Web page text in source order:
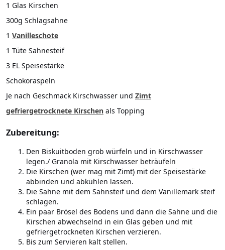
1 Glas Kirschen
300g Schlagsahne
1 Vanilleschote
1 Tüte Sahnesteif
3 EL Speisestärke
Schokoraspeln
Je nach Geschmack Kirschwasser und Zimt
gefriergetrocknete Kirschen als Topping
Zubereitung:
Den Biskuitboden grob würfeln und in Kirschwasser
legen./ Granola mit Kirschwasser beträufeln
Die Kirschen (wer mag mit Zimt) mit der Speisestärke
abbinden und abkühlen lassen.
Die Sahne mit dem Sahnsteif und dem Vanillemark steif
schlagen.
Ein paar Brösel des Bodens und dann die Sahne und die
Kirschen abwechselnd in ein Glas geben und mit
gefriergetrockneten Kirschen verzieren.
Bis zum Servieren kalt stellen.